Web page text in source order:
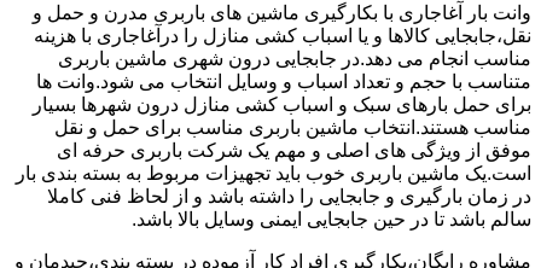
وانت بار آغاجاری با بکارگیری ماشین های باربری مدرن و حمل و
نقل،جابجایی کالاها و یا اسباب کشی منازل را درآغاجاری با هزینه
مناسب انجام می دهد.در جابجایی درون شهری ماشین باربری
متناسب با حجم و تعداد اسباب و وسایل انتخاب می شود.وانت ها
برای حمل بارهای سبک و اسباب کشی منازل درون شهرها بسیار
مناسب هستند.انتخاب ماشین باربری مناسب برای حمل و نقل
موفق از ویژگی های اصلی و مهم یک شرکت باربری حرفه ای
است.یک ماشین باربری خوب باید تجهیزات مربوط به بسته بندی بار
در زمان بارگیری و جابجایی را داشته باشد و از لحاظ فنی کاملا
سالم باشد تا در حین جابجایی ایمنی وسایل بالا باشد.
مشاوره رایگان،بکارگیری افراد کار آزموده در بسته بندی،چیدمان و